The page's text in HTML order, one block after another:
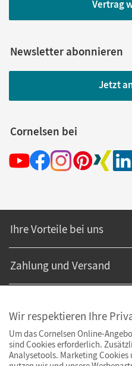
Vertrag
Newsletter abonnieren
Jetzt
Cornelsen bei
Ihre Vorteile bei uns
Zahlung und Versand
Wir respektieren Ihre
Um das Cornelsen Online-
sind Cookies erforderlich.
Analysetools. Marketing